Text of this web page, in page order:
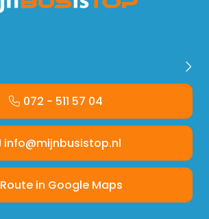
072 - 511 57 04
info@mijnbusistop.nl
Route in Google Maps